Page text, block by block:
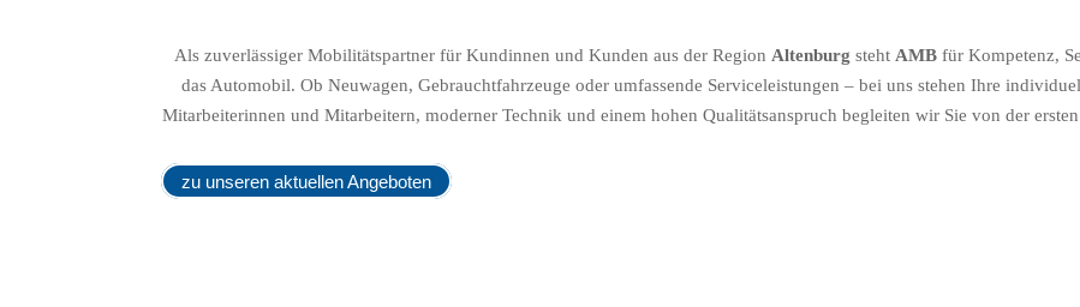
Als zuverlässiger Mobilitätspartner für Kundinnen und Kunden aus der Region Altenburg steht AMBfür Kompetenz,
das Automobil. Ob Neuwagen, Gebrauchtfahrzeuge oder umfassende Serviceleistungen – bei uns stehen Ihre
Mitarbeiterinnen und Mitarbeitern, moderner Technik und einem hohen Qualitätsanspruch begleiten wir Sie von der
zu unseren aktuellen Angeboten